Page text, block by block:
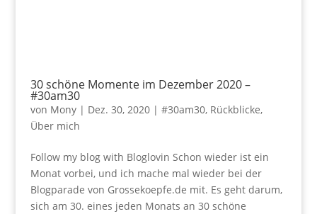
30 schöne Momente im Dezember 2020 –
#30am30
von Mony| Dez. 30, 2020| #30am30, Rückblicke,
Über mich
Follow my blog with Bloglovin Schon wieder ist ein
Monat vorbei, und ich mache mal wieder bei der
Blogparade von Grossekoepfe.de mit. Es geht darum,
sich am 30. eines jeden Monats an 30 schöne